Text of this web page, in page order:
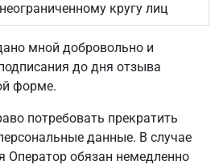
неограниченному кругу лиц
мной добровольно и
до дня отзыва
форме.
потребовать прекратить
данные. В случае
Оператор обязан немедленно